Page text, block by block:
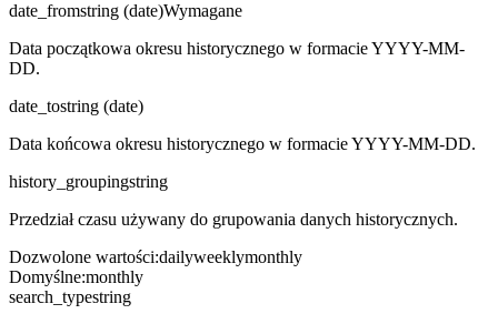
date_fromstring (date)Wymagane
Data początkowa okresu historycznego w formacie YYYY-MM-
DD.
date_tostring (date)
Data końcowa okresu historycznego w formacie YYYY-MM-DD.
history_groupingstring
Przedział czasu używany do grupowania danych historycznych.
Dozwolone wartości:dailyweeklymonthly
Domyślne:monthly
search_typestring